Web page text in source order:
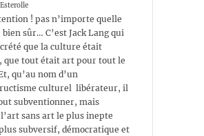
! pas n’importe quelle
sûr… C’est Jack Lang qui
que la culture était
que tout était art pour tout le
qu’au nom d’un
culturel libérateur, il
subventionner, mais
sans art le plus inepte
subversif, démocratique et